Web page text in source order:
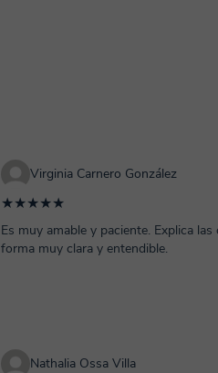
Virginia Carnero González
★★★★★
Es muy amable y paciente. Explica las
forma muy clara y entendible.
Nathalia Ossa Villa